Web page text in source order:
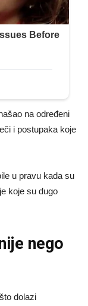
na određeni
i postupaka koje
u pravu kada su
koje su dugo
nego
dolazi